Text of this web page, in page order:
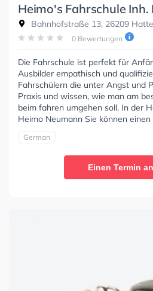
Heimo's Fahrschule
Bahnhofstraße 13, 26209
0 Bewertungen
Die Fahrschule ist perfekt für
Ausbilder empathisch und
Fahrschülern die unter Angst und
Praxis und wissen, wie man am
beim fahren umgehen soll. In der
Heimo Neumann Sie können
German
Einen Termin